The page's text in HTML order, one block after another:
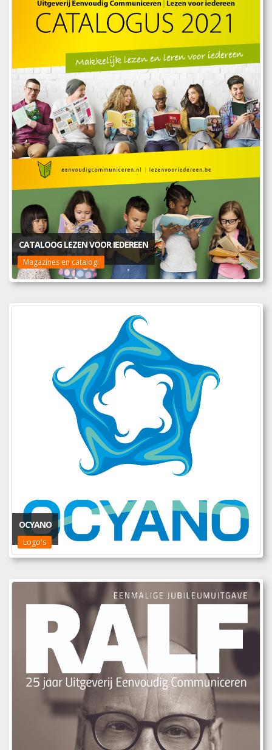
CATALOOG LEZEN VOOR IEDEREEN
Magazines en catalogi
OCYANO
Logo's